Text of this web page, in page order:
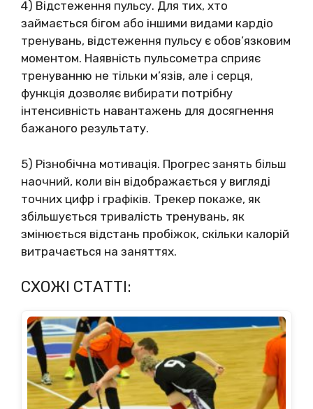
4) Відстеження пульсу. Для тих, хто
займається бігом або іншими видами кардіо
тренувань, відстеження пульсу є обов’язковим
моментом. Наявність пульсометра сприяє
тренуванню не тільки м’язів, але і серця,
функція дозволяє вибирати потрібну
інтенсивність навантажень для досягнення
бажаного результату.
5) Різнобічна мотивація. Прогрес занять більш
наочний, коли він відображається у вигляді
точних цифр і графіків. Трекер покаже, як
збільшується тривалість тренувань, як
змінюється відстань пробіжок, скільки калорій
витрачається на заняттях.
СХОЖІ СТАТТІ: